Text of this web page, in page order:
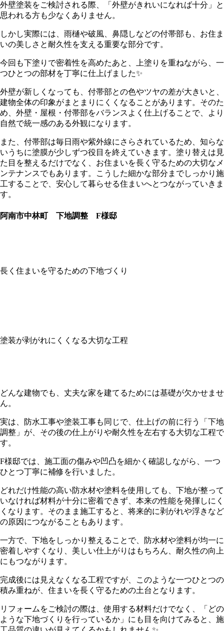
外壁塗装をご検討される際、「外壁がきれいになれば十分」と
思われる方も少なくありません。
しかし実際には、雨樋や破風、鼻隠しなどの付帯部も、お住ま
いの美しさと耐久性を支える重要な部分です。
今回も下塗りで密着性を高めたあと、上塗りを重ねながら、一
つひとつの部材を丁寧に仕上げました✨
外壁が新しくなっても、付帯部との色やツヤの差が大きいと、
建物全体の印象がまとまりにくくなることがあります。そのた
め、外壁・屋根・付帯部をバランスよく仕上げることで、より
自然で統一感のある外観になります。
また、付帯部は毎日雨や紫外線にさらされているため、知らな
いうちに塗膜が少しずつ役目を終えていきます。塗り替えは見
た目を整えるだけでなく、お住まいを長く守るための大切なメ
ンテナンスでもあります。こうした細かな部分までしっかり施
工することで、安心して暮らせる住まいへとつながっていきま
す。
阿南市中林町 下地調整 F様邸
長く住まいを守るための下地づくり
塗装が剥がれにくくなる大切な工程
どんな建物でも、丈夫な家を建てるためには基礎が欠かせませ
ん。
実は、防水工事や塗装工事も同じで、仕上げの前に行う「下地
調整」が、その後の仕上がりや耐久性を左右する大切な工程で
す。
F様邸では、施工面の傷みや凹凸を細かく確認しながら、一つ
ひとつ丁寧に補修を行いました。
どれだけ性能の高い防水材や塗料を使用しても、下地が整って
いなければ材料が十分に密着できず、本来の性能を発揮しにく
くなります。そのまま施工すると、将来的に剥がれや浮きなど
の原因につながることもあります。
一方で、下地をしっかり整えることで、防水材や塗料が均一に
密着しやすくなり、美しい仕上がりはもちろん、耐久性の向上
にもつながります。
完成後には見えなくなる工程ですが、このような一つひとつの
積み重ねが、住まいを長く守るための土台となります。
リフォームをご検討の際は、使用する材料だけでなく、「どの
ような下地づくりを行っているか」にも目を向けてみると、施